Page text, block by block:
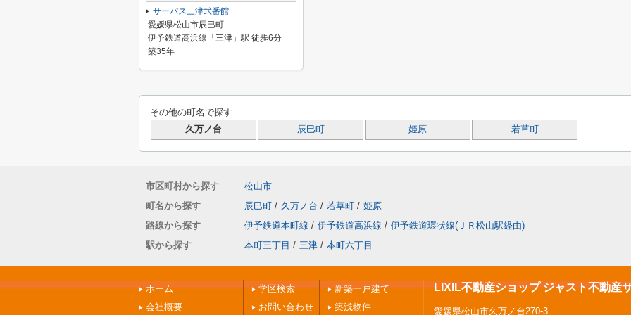
サーパス三津弐番館
愛媛県松山市辰巳町
伊予鉄道高浜線「三津」駅 徒歩6分
築35年
その他の町名で探す
久万ノ台 辰巳町 姫原 若草町
市区町村から探す
松山市
町名から探す
辰巳町 / 久万ノ台 / 若草町 / 姫原
路線から探す
伊予鉄道本町線 / 伊予鉄道高浜線 / 伊予鉄道環状線(ＪＲ松山駅経由)
駅から探す
本町三丁目 / 三津 / 本町六丁目
ホーム
会社概要
学区検索
お問い合わせ
新築一戸建て
築浅物件
LIXIL不動産ショップ ジャスト不動産
愛媛県松山市久万ノ台270-3